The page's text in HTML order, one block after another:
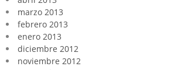
marzo 2013
febrero 2013
enero 2013
diciembre 2012
noviembre 2012